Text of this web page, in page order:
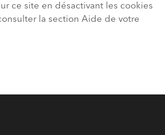
ce site en désactivant les cookies
la section Aide de votre